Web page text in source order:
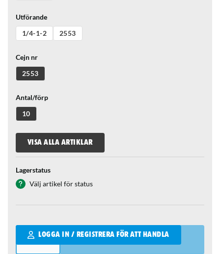
Utförande
1/4-1-2
2553
Cejn nr
2553
Antal/förp
10
VISA ALLA ARTIKLAR
Lagerstatus
Välj artikel för status
LOGGA IN / REGISTRERA FÖR ATT HANDLA
Qantity